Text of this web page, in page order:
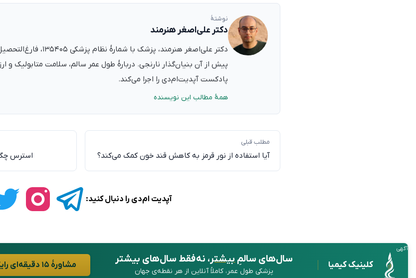
نوشتهٔ
دکتر علی‌اصغر هنرمند
پیش از آن بنیان‌گذار نارنجی. دربارهٔ طول عمر سالم، سلامت متابولیک و
پادکست آپدیت‌ام‌دی را اجرا می‌کند.
همهٔ مطالب این نویسنده
مطلب قبلی
آیا استفاده از نور قرمز به کاهش قند خون کمک می‌کند؟ استرس
آپدیت ام‌دی را دنبال کنید:
آگهی
کلینیک کیمیا سال‌های سالمِبیشتر، نه فقط سال‌های بیشتر
پزشکی طول عمر، کاملاً آنلاین از هر نقطه‌ی جهان
مشاورهٔ ۱۵ دقیقه‌ای رایگان در واتساپ